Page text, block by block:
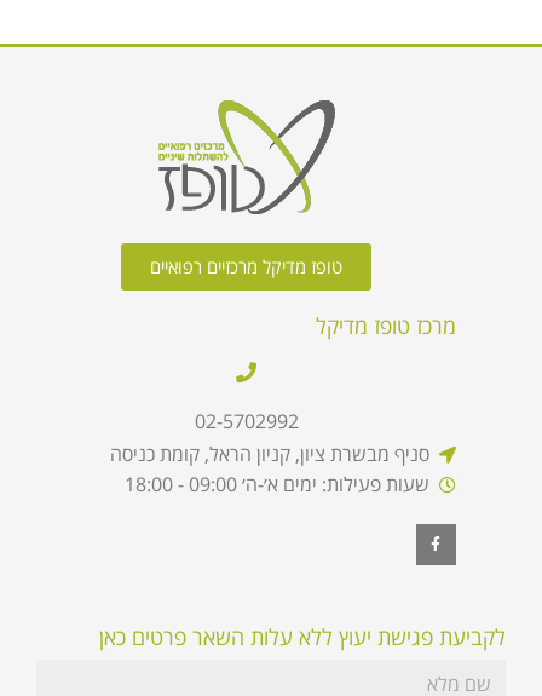
טופז מדיקל מרכזיים רפואיים
מרכז טופז מדיקל
02-5702992
סניף מבשרת ציון, קניון הראל, קומת כניסה
שעות פעילות: ימים א׳-ה׳ 09:00 - 18:00
לקביעת פגישת יעוץ ללא עלות השאר פרטים כאן